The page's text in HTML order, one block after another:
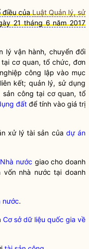
điều củaLuật Quản lý, sử
21 tháng 6 năm 2017
lý vận hành, chuyển đổi
tại cơ quan, tổ chức, đơn
công lập vào mục
kết; quản lý, sử dụng
sản công tại cơ quan, tổ
đấtđể tính vào giá trị
xử lý tài sản của dự án
Nhà nước giao cho doanh
vốn nhà nước tại doanh
nước.
Cơ sở dữ liệu quốc gia về